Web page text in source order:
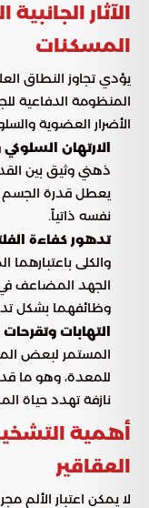
الآثار
المسكنات
يؤدي تجاوز النطاق
المنظومة الدفاعية
الأضرار العضوية
الارتهان
ذهني وثيق بين
يعطل قدرة الجسم
نفسه ذاتياً.
تدهور كفاءة
والكلى
الجهد المضاعف في
وظائفهما بشكل
التهابات
المستمر لبعض
للمعدة، وهو ما
نازفة تهدد حياة
أهمية
العقاقير
لا يمكن اعتبار الألم